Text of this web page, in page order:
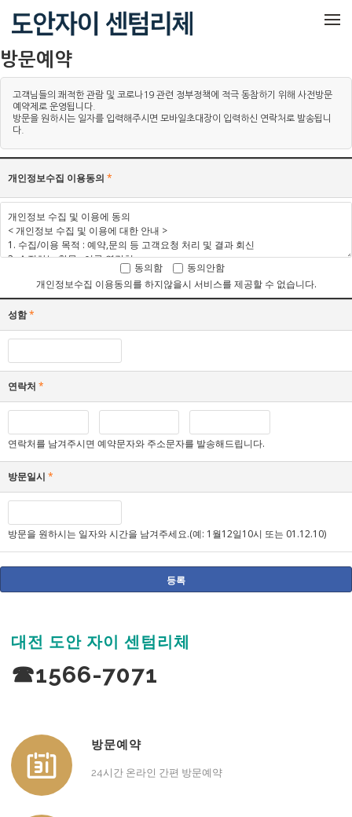
메뉴 건너뛰기
방문예약
고객님들의 쾌적한 관람 및 코로나19 관련 정부정책에 적극 동참하기 위해 사전방문
예약제로 운영됩니다.
방문을 원하시는 일자를 입력해주시면 모바일초대장이 입력하신 연락처로 발송됩니
다.
개인정보수집 이용동의 *
동의함
동의안함
개인정보수집 이용동의를 하지않을시 서비스를 제공할 수 없습니다.
성함*
연락처 *
연락처를 남겨주시면 예약문자와 주소문자를 발송해드립니다.
방문일시 *
방문을 원하시는 일자와 시간을 남겨주세요.(예: 1월12일10시 또는 01.12.10)
대전 도안 자이 센텀리체
☎1566-7071
방문예약
24시간 온라인 간편 방문예약